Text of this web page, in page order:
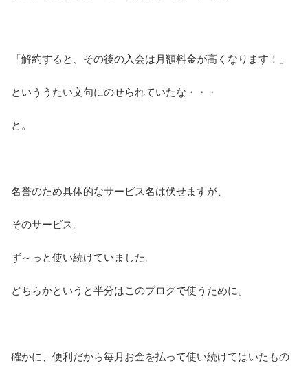
「解約すると、その後の入会は月額料金が高くなります！」
といううたい文句にのせられていたな・・・
と。
名誉のため具体的なサービス名は伏せますが、
そのサービス。
ず～っと使い続けていました。
どちらかというと半分はこのブログで使うために。
確かに、便利だから毎月お金を払って使い続けてはいたもの